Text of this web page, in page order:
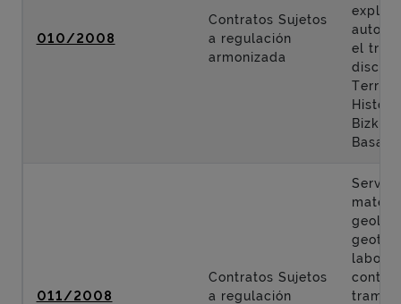
010/2008
Contratos Sujetos
a regulación
armonizada
el
011/2008
Contratos Sujetos
a regulación
tramo: